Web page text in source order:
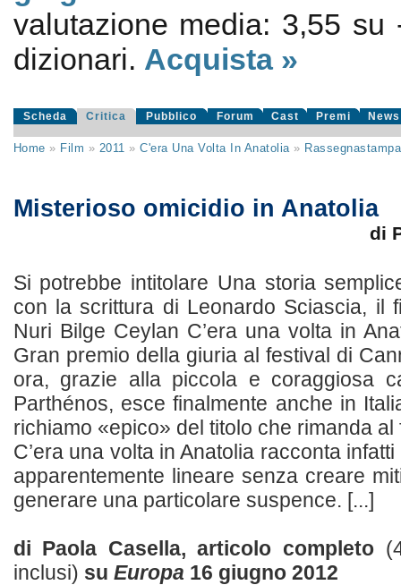
valutazione media: 3,55 su
dizionari. Acquista »
Scheda Critica Pubblico Forum Cast Premi News
Home » Film » 2011 »C'era Una Volta In Anatolia» Rassegnastampa
Misterioso omicidio in Anatolia
di
Si potrebbe intitolare Una storia
con la scrittura di Leonardo Sciascia, il
Nuri Bilge Ceylan C’era una volta in
Gran premio della giuria al festival di
ora, grazie alla piccola e coraggiosa
Parthénos, esce finalmente anche in
richiamo «epico» del titolo che rimanda
C’era una volta in Anatolia racconta
apparentemente lineare senza creare
generare una particolare suspence. [...]
di Paola Casella, articolo completo
inclusi) su Europa 16 giugno 2012